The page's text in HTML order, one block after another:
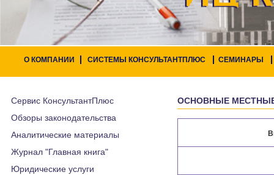
О КОМПАНИИ СИСТЕМЫ КОНСУЛЬТАНТПЛЮС СЕМИНАРЫ
Сервис КонсультантПлюс
Обзоры законодательства
Аналитические материалы
Журнал "Главная книга"
Юридические услуги
ОСНОВНЫЕ